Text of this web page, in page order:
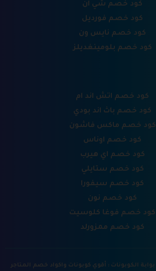
كود خصم شي ان
كود خصم فورديل
كود خصم نايس ون
كود خصم بلومينغديلز
كود خصم اتش اند ام
كود خصم باث اند بودي
كود خصم ماكس فاشون
كود خصم اوناس
كود خصم اي هيرب
كود خصم ستايلي
كود خصم سيفورا
كود خصم نون
كود خصم فوغا كلوسيت
كود خصم ممزورلد
حقوق النشر © 2024 بوابة الكوبونات : أقوي كوبونات واكواد خصم المتاجر